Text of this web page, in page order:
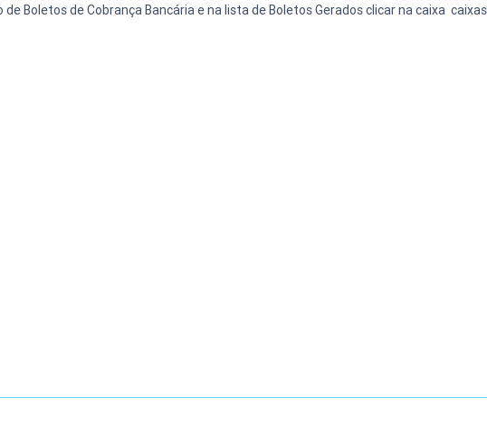
de Boletos de Cobrança Bancária e na lista de Boletos Gerados clicar na caixa